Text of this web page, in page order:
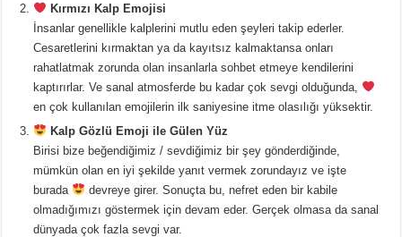
Kırmızı Kalp Emojisi
İnsanlar genellikle kalplerini mutlu eden şeyleri takip ederler.
Cesaretlerini kırmaktan ya da kayıtsız kalmaktansa onları
rahatlatmak zorunda olan insanlarla sohbet etmeye kendilerini
kaptırırlar. Ve sanal atmosferde bu kadar çok sevgi olduğunda,
en çok kullanılan emojilerin ilk saniyesine itme olasılığı yüksektir.
Kalp Gözlü Emoji ile Gülen Yüz
Birisi bize beğendiğimiz / sevdiğimiz bir şey gönderdiğinde,
mümkün olan en iyi şekilde yanıt vermek zorundayız ve işte
burada
devreye girer. Sonuçta bu, nefret eden bir kabile
olmadığımızı göstermek için devam eder. Gerçek olmasa da sanal
dünyada çok fazla sevgi var.